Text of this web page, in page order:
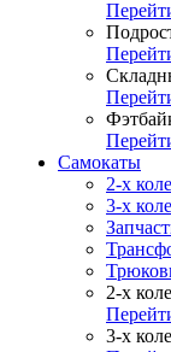
Самокаты
2-х
3-х
2-х
3-х